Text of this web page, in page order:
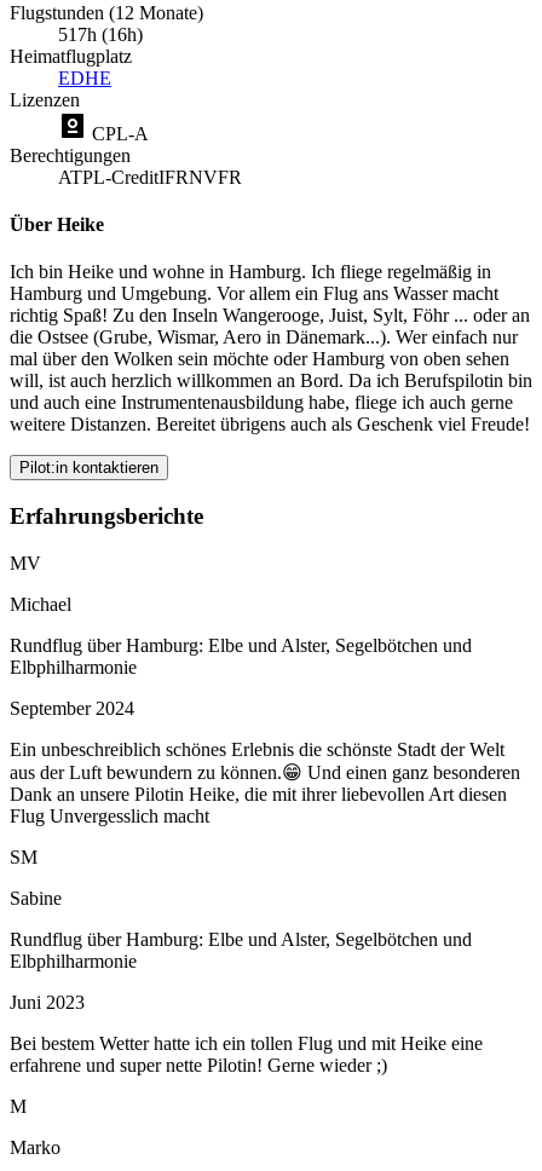
Flugstunden (12 Monate)
517h (16h)
Heimatflugplatz
EDHE
Lizenzen
CPL-A
Berechtigungen
ATPL-CreditIFRNVFR
Über Heike
Ich bin Heike und wohne in Hamburg. Ich fliege regelmäßig in
Hamburg und Umgebung. Vor allem ein Flug ans Wasser macht
richtig Spaß! Zu den Inseln Wangerooge, Juist, Sylt, Föhr ... oder an
die Ostsee (Grube, Wismar, Aero in Dänemark...). Wer einfach nur
mal über den Wolken sein möchte oder Hamburg von oben sehen
will, ist auch herzlich willkommen an Bord. Da ich Berufspilotin bin
und auch eine Instrumentenausbildung habe, fliege ich auch gerne
weitere Distanzen. Bereitet übrigens auch als Geschenk viel Freude!
Pilot:in kontaktieren
Erfahrungsberichte
MV
Michael
Rundflug über Hamburg: Elbe und Alster, Segelbötchen und
Elbphilharmonie
September 2024
Ein unbeschreiblich schönes Erlebnis die schönste Stadt der Welt
aus der Luft bewundern zu können.😁 Und einen ganz besonderen
Dank an unsere Pilotin Heike, die mit ihrer liebevollen Art diesen
Flug Unvergesslich macht
SM
Sabine
Rundflug über Hamburg: Elbe und Alster, Segelbötchen und
Elbphilharmonie
Juni 2023
Bei bestem Wetter hatte ich ein tollen Flug und mit Heike eine
erfahrene und super nette Pilotin! Gerne wieder ;)
M
Marko